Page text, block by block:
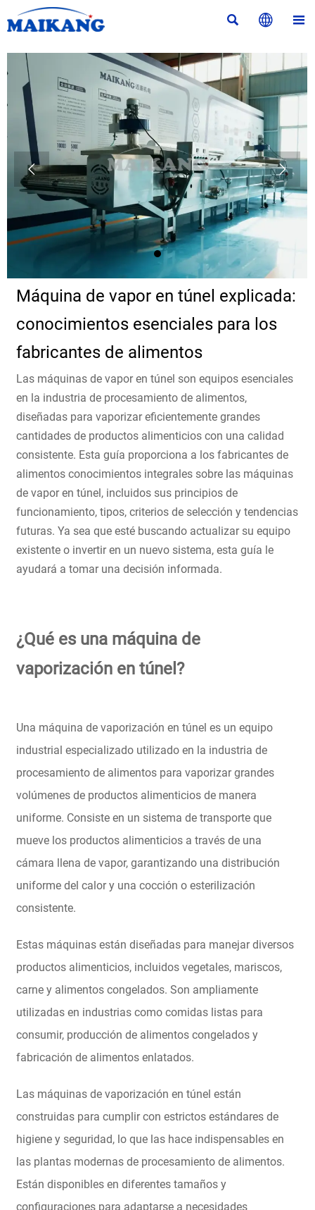
  
 
Máquina de vapor en túnel explicada:
conocimientos esenciales para los
fabricantes de alimentos
Las máquinas de vapor en túnel son equipos esenciales
en la industria de procesamiento de alimentos,
diseñadas para vaporizar eficientemente grandes
cantidades de productos alimenticios con una calidad
consistente. Esta guía proporciona a los fabricantes de
alimentos conocimientos integrales sobre las máquinas
de vapor en túnel, incluidos sus principios de
funcionamiento, tipos, criterios de selección y tendencias
futuras. Ya sea que esté buscando actualizar su equipo
existente o invertir en un nuevo sistema, esta guía le
ayudará a tomar una decisión informada.
¿Qué es una máquina de
vaporización en túnel?
Una máquina de vaporización en túnel es un equipo
industrial especializado utilizado en la industria de
procesamiento de alimentos para vaporizar grandes
volúmenes de productos alimenticios de manera
uniforme. Consiste en un sistema de transporte que
mueve los productos alimenticios a través de una
cámara llena de vapor, garantizando una distribución
uniforme del calor y una cocción o esterilización
consistente.
Estas máquinas están diseñadas para manejar diversos
productos alimenticios, incluidos vegetales, mariscos,
carne y alimentos congelados. Son ampliamente
utilizadas en industrias como comidas listas para
consumir, producción de alimentos congelados y
fabricación de alimentos enlatados.
Las máquinas de vaporización en túnel están
construidas para cumplir con estrictos estándares de
higiene y seguridad, lo que las hace indispensables en
las plantas modernas de procesamiento de alimentos.
Están disponibles en diferentes tamaños y
configuraciones para adaptarse a necesidades